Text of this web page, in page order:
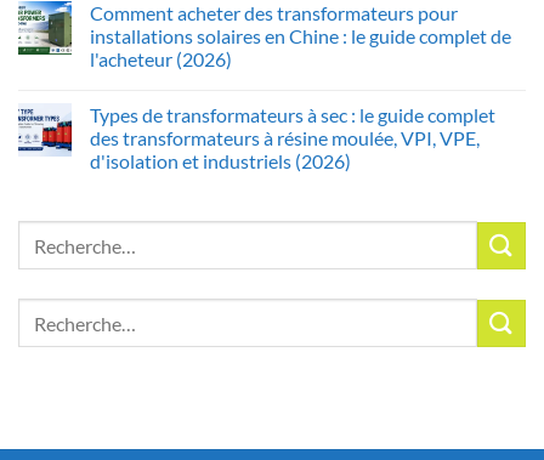
Comment acheter des transformateurs pour
installations solaires en Chine : le guide complet de
l'acheteur (2026)
Types de transformateurs à sec : le guide complet
des transformateurs à résine moulée, VPI, VPE,
d'isolation et industriels (2026)